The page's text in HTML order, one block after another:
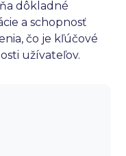
dôkladné
a schopnosť
čo je kľúčové
užívateľov.